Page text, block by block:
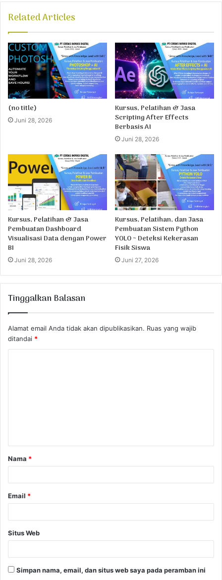
Related Articles
(no title)
Juni 28, 2026
Kursus, Pelatihan & Jasa
Scripting After Effects
Berbasis AI
Juni 28, 2026
Kursus, Pelatihan & Jasa
Pembuatan Dashboard
Visualisasi Data dengan Power
BI
Juni 28, 2026
Kursus, Pelatihan, dan Jasa
Pembuatan Sistem Python
YOLO ~ Deteksi Kekerasan
Fisik Siswa
Juni 27, 2026
Tinggalkan Balasan
Alamat email Anda tidak akan dipublikasikan. Ruas yang wajib
ditandai *
a
r
Nama *
Email *
Situs Web
Simpan nama, email, dan situs web saya pada peramban ini